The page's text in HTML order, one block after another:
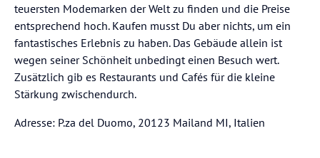
teuersten Modemarken der Welt zu finden und die Preise
entsprechend hoch. Kaufen musst Du aber nichts, um ein
fantastisches Erlebnis zu haben. Das Gebäude allein ist
wegen seiner Schönheit unbedingt einen Besuch wert.
Zusätzlich gib es Restaurants und Cafés für die kleine
Stärkung zwischendurch.
Adresse: P.za del Duomo, 20123 Mailand MI, Italien